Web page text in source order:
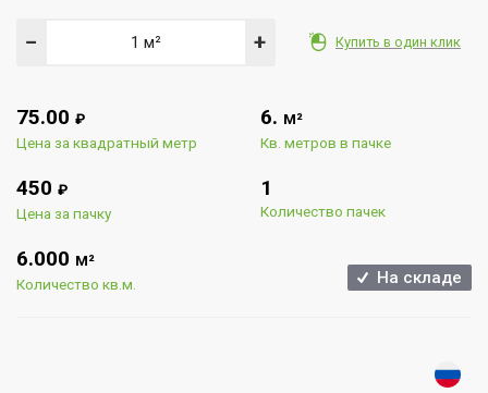
Купить в один клик
− +
75.00 ₽
Цена за квадратный метр
6. М²
Кв. метров в пачке
450 ₽
Цена за пачку
1
Количество пачек
6.000 М²
Количество кв.м. На складе